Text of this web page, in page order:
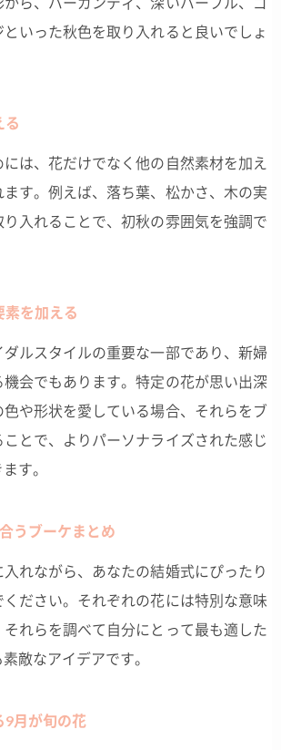
いった秋色を取り入れると良いでしょ
る
は、花だけでなく他の自然素材を加え
す。例えば、落ち葉、松かさ、木の実
入れることで、初秋の雰囲気を強調で
素を加える
ルスタイルの重要な一部であり、新婦
会でもあります。特定の花が思い出深
や形状を愛している場合、それらをブ
とで、よりパーソナライズされた感じ
す。
うブーケまとめ
れながら、あなたの結婚式にぴったり
ださい。それぞれの花には特別な意味
れらを調べて自分にとって最も適した
敵なアイデアです。
9月が旬の花